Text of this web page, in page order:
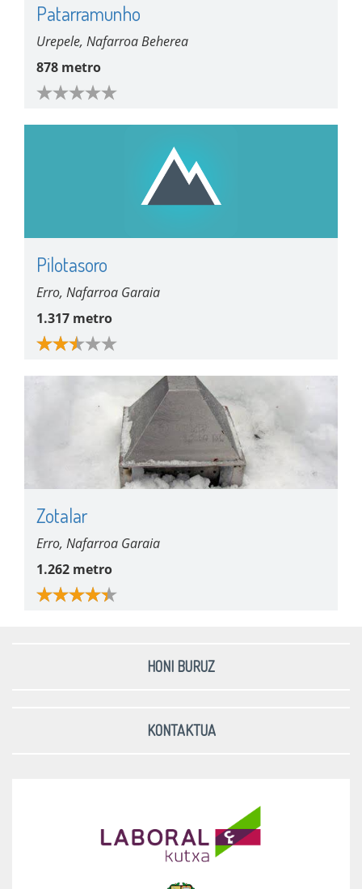
Patarramunho
Urepele, Nafarroa Beherea
878 metro
Pilotasoro
Erro, Nafarroa Garaia
1.317 metro
Zotalar
Erro, Nafarroa Garaia
1.262 metro
HONI BURUZ
KONTAKTUA